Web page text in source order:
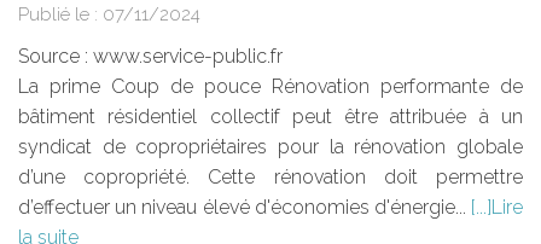
Publié le : 07/11/2024
Source : www.service-public.fr
La prime Coup de pouce Rénovation performante de
bâtiment résidentiel collectif peut être attribuée à un
syndicat de copropriétaires pour la rénovation globale
d’une copropriété. Cette rénovation doit permettre
d’effectuer un niveau élevé d'économies d'énergie...
Lire
la suite